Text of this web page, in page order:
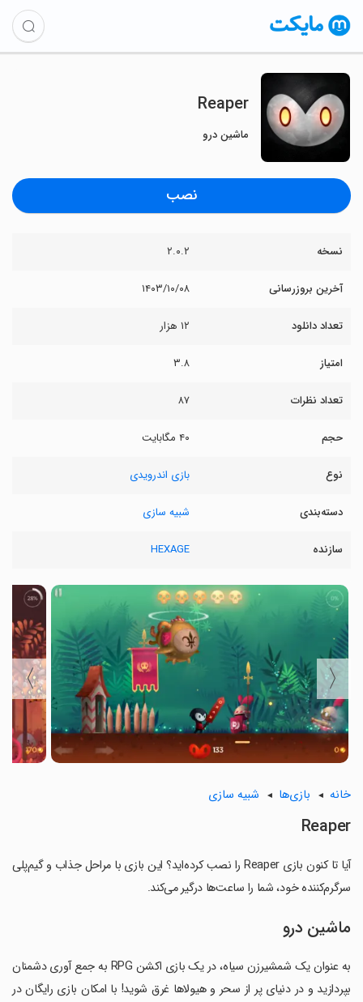
Reaper
ماشین درو
نصب
نسخه ۲.۰.۲
آخرین بروزرسانی ۱۴۰۳/۱۰/۰۸
تعداد دانلود ۱۲ هزار
امتیاز ۳.۸
تعداد نظرات ۸۷
حجم ۴۰ مگابایت
نوع بازی اندرویدی
دسته‌بندی شبیه سازی
سازنده HEXAGE
〈
〉
خانه بازی‌ها شبیه سازی
Reaper
آیا تا کنون بازی Reaper را نصب کرده‌اید؟ این بازی با مراحل جذاب و گیم‌پلی
سرگرم‌کننده خود، شما را ساعت‌ها درگیر می‌کند.
ماشین درو
به عنوان یک شمشیرزن سیاه، در یک بازی اکشن RPG به جمع آوری دشمنان
بپردازید و در دنیای پر از سحر و هیولاها غرق شوید! با امکان بازی رایگان در